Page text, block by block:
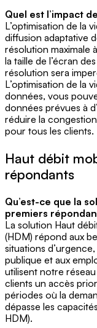
Quel est l’impact
L’optimisation de la
diffusion adaptative
résolution maximale
la taille de l’écran
résolution sera
L’optimisation de la
données, vous
données prévues à
réduire la
pour tous les clients.
Haut débit
répondants
Qu’est-ce que la
premiers
La solution Haut
(HDM) répond aux
situations
publique et aux
utilisent notre
clients un accès
périodes où la
dépasse les
HDM).